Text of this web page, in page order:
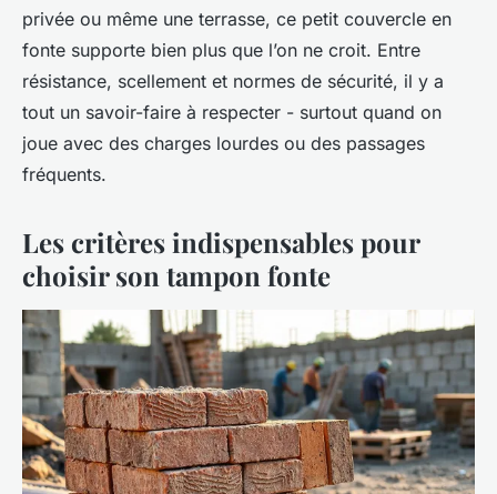
privée ou même une terrasse, ce petit couvercle en
fonte supporte bien plus que l’on ne croit. Entre
résistance, scellement et normes de sécurité, il y a
tout un savoir-faire à respecter - surtout quand on
joue avec des charges lourdes ou des passages
fréquents.
Les critères indispensables pour
choisir son tampon fonte